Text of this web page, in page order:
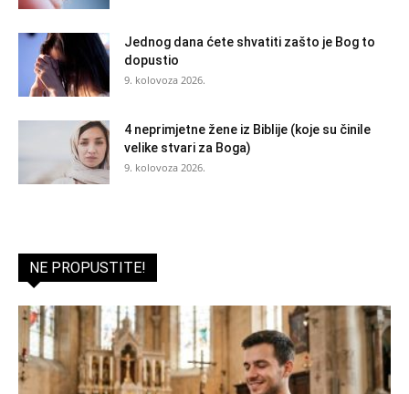
Jednog dana ćete shvatiti zašto je Bog to
dopustio
9. kolovoza 2026.
4 neprimjetne žene iz Biblije (koje su činile
velike stvari za Boga)
9. kolovoza 2026.
NE PROPUSTITE!